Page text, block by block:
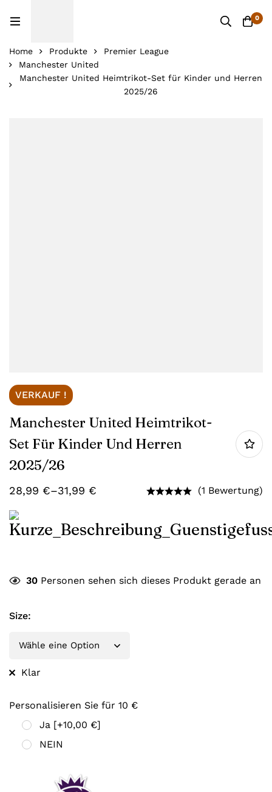
0
Home Produkte
Premier League
Manchester United
Manchester United Heimtrikot-Set für Kinder und Herren
2025/26
VERKAUF !
Manchester United Heimtrikot-
Set Für Kinder Und Herren
2025/26
28,99 €–31,99 € (1 Bewertung)
30 Personen sehen sich dieses Produkt gerade an
Size:
Klar
Personalisieren Sie für 10 €
Ja [+10,00 €]
NEIN